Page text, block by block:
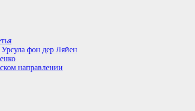
фон дер Ляйен
направлении